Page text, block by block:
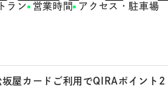
ラン 営業時間 アクセス・駐車場
屋カードご利用でQIRAポイント2